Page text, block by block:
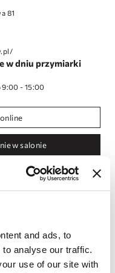
and ads, to
analyse our traffic.
use of our site with
81
w dniu przymiarki
9:00 - 15:00
w salonie